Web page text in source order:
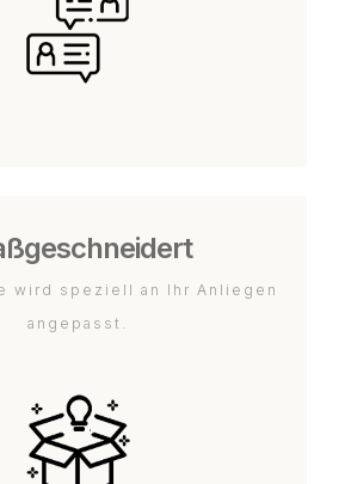
wird speziell an Ihr Anliegen
angepasst.